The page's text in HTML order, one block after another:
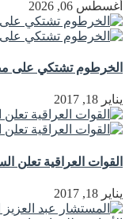
أغسطس 06, 2026
الخرطوم تشتكي على
يناير 18, 2017
القوات العراقية
يناير 18, 2017